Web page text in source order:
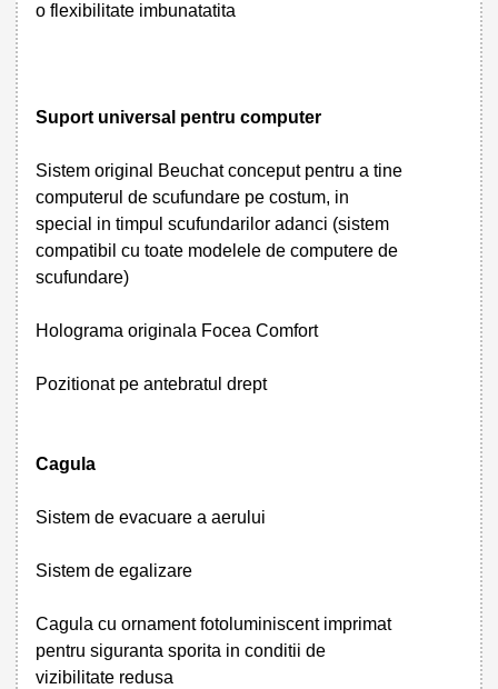
o flexibilitate imbunatatita
Suport universal pentru computer
Sistem original Beuchat conceput pentru a tine
computerul de scufundare pe costum, in
special in timpul scufundarilor adanci (sistem
compatibil cu toate modelele de computere de
scufundare)
Holograma originala Focea Comfort
Pozitionat pe antebratul drept
Cagula
Sistem de evacuare a aerului
Sistem de egalizare
Cagula cu ornament fotoluminiscent imprimat
pentru siguranta sporita in conditii de
vizibilitate redusa